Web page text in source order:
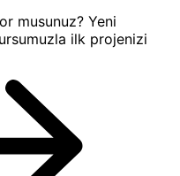
musunuz? Yeni
ilk projenizi